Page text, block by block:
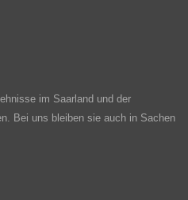
im Saarland und der
Bei uns bleiben sie auch in Sachen